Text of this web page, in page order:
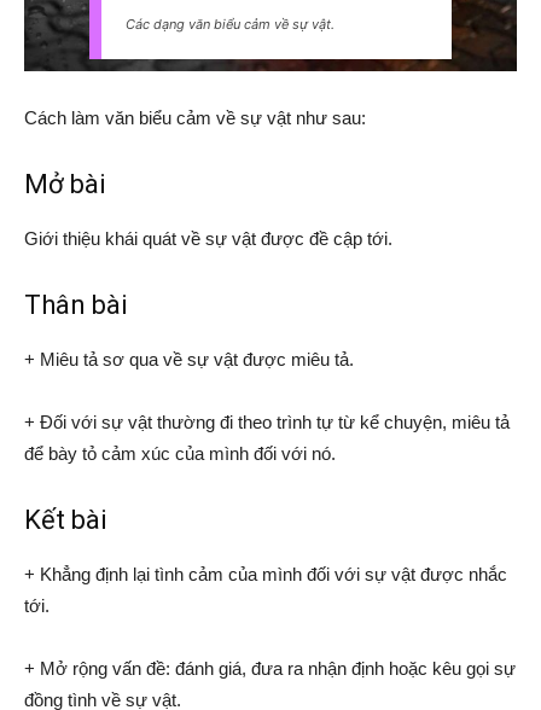
Các dạng văn biểu cảm về sự vật.
Cách làm văn biểu cảm về sự vật như sau:
Mở bài
Giới thiệu khái quát về sự vật được đề cập tới.
Thân bài
+ Miêu tả sơ qua về sự vật được miêu tả.
+ Đối với sự vật thường đi theo trình tự từ kể chuyện, miêu tả
để bày tỏ cảm xúc của mình đối với nó.
Kết bài
+ Khẳng định lại tình cảm của mình đối với sự vật được nhắc
tới.
+ Mở rộng vấn đề: đánh giá, đưa ra nhận định hoặc kêu gọi sự
đồng tình về sự vật.